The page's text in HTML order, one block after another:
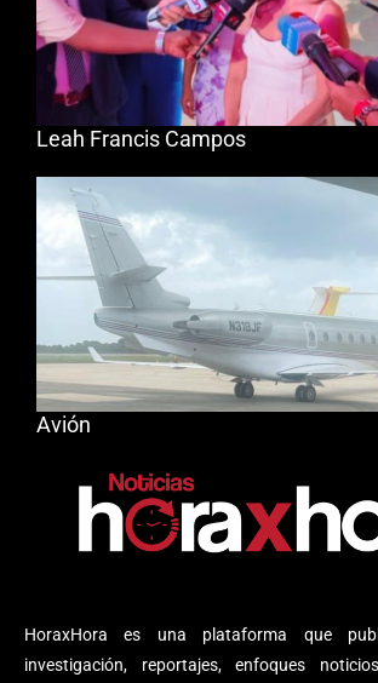
HoraxHora es una plataforma que
investigación, reportajes, enfoques
Leah Francis Campos
Avión